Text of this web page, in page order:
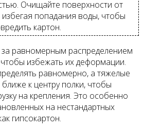
Очищайте поверхности от
избегая попадания воды, чтобы
картон.
равномерным распределением
чтобы избежать их деформации.
равномерно, а тяжелые
к центру полки, чтобы
на крепления. Это особенно
на нестандартных
гипсокартон.